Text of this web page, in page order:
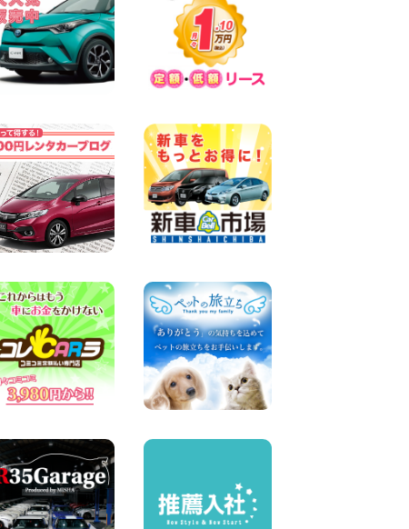
☆ お盆特別乗り放題プラン
☆ 埼玉県 杉戸店
100円レンタカー 杉戸
2026年08月07日
佐渡でのドライブは安全第一!
100円レンタカー 佐渡空港
2026年08月07日
楽しい佐渡旅行を守るために!
安全運転のお願い 新潟県 両
津店
100円レンタカー 両津
2026年08月07日
日産セレナが新入荷!!中川か
100円レンタカー 中川かの里
2026年08月07日
☆ 夏休みクーポン登場!最大
9,500円おトク! ☆ 鳥取県 鳥
取青谷店
100円レンタカー 鳥取青谷
2026年08月07日
人気のハイエース!! 大阪府 寝
100円レンタカー 寝屋川太間東町
2026年08月07日
夏季休暇のお知らせ 東京都
墨田両国店
100円レンタカー 墨田両国
2026年08月07日